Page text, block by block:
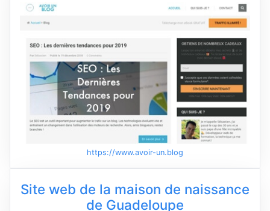
https://www.avoir-un.blog
Site web de la maison de naissance
de Guadeloupe